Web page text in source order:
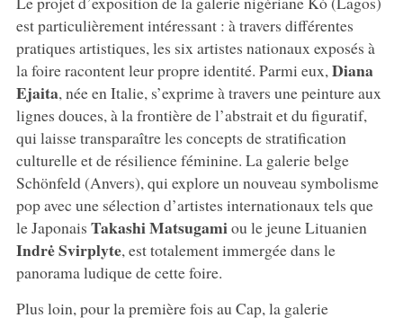
est particulièrement intéressant : à travers différentes
pratiques artistiques, les six artistes nationaux exposés à
la foire racontent leur propre identité. Parmi eux,Diana
Ejaita, née en Italie, s’exprime à travers une peinture aux
lignes douces, à la frontière de l’abstrait et du figuratif,
qui laisse transparaître les concepts de stratification
culturelle et de résilience féminine. La galerie belge
Schönfeld (Anvers), qui explore un nouveau symbolisme
pop avec une sélection d’artistes internationaux tels que
le Japonais Takashi Matsugamiou le jeune Lituanien
Indrė Svirplyte, est totalement immergée dans le
panorama ludique de cette foire.
Plus loin, pour la première fois au Cap, la galerie